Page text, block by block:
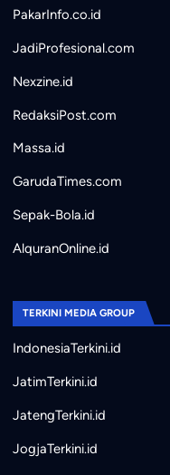
PakarInfo.co.id
JadiProfesional.com
Nexzine.id
RedaksiPost.com
Massa.id
GarudaTimes.com
Sepak-Bola.id
AlquranOnline.id
TERKINI MEDIA GROUP
IndonesiaTerkini.id
JatimTerkini.id
JatengTerkini.id
JogjaTerkini.id